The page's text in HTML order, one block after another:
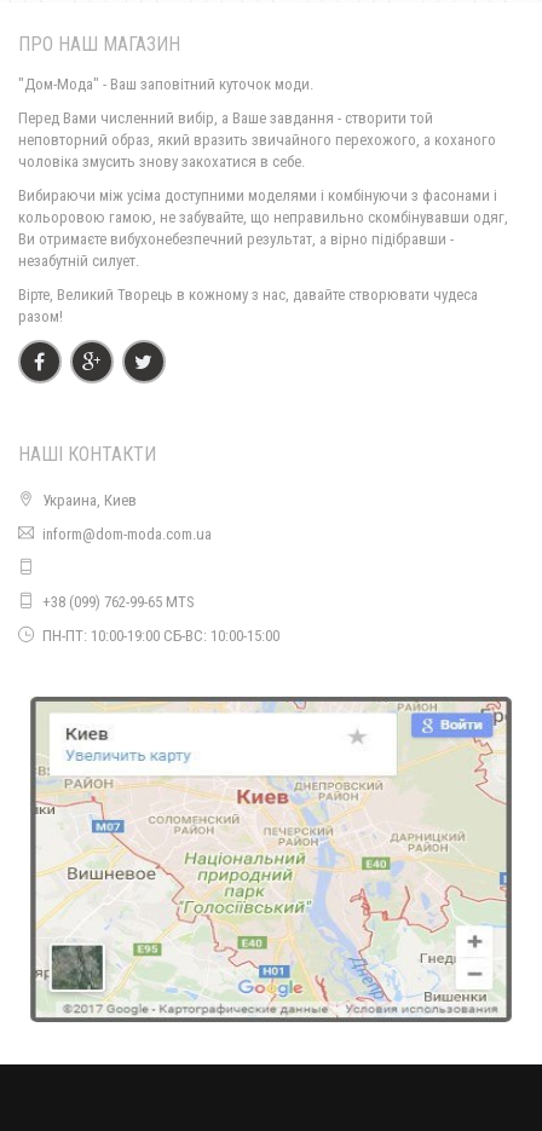
ПРО НАШ МАГАЗИН
"Дом-Мода" - Ваш заповітний куточок моди.
Перед Вами численний вибір, а Ваше завдання - створити той
неповторний образ, який вразить звичайного перехожого, а коханого
чоловіка змусить знову закохатися в себе.
Вибираючи між усіма доступними моделями і комбінуючи з фасонами і
кольоровою гамою, не забувайте, що неправильно скомбінувавши одяг,
Ви отримаєте вибухонебезпечний результат, а вірно підібравши -
незабутній силует.
Вірте, Великий Творець в кожному з нас, давайте створювати чудеса
разом!
НАШІ КОНТАКТИ
Украина, Киев
inform@dom-moda.com.ua
+38 (099) 762-99-65 MTS
ПН-ПТ: 10:00-19:00 СБ-ВС: 10:00-15:00